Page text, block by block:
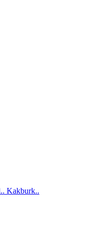
Kakburk..